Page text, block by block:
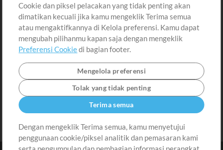
Lain-lain
Sesi
Kirimkan musik kamu
Playlist
MT Conference
Cookie dan piksel pelacakan yang tidak penting akan
dimatikan kecuali jika kamu mengeklik Terima semua
atau mengaktifkannya di Kelola preferensi. Kamu dapat
mengubah pilihanmu kapan saja dengan mengeklik
Preferensi Cookiedi bagian footer.
Mengelola preferensi
Tolak yang tidak penting
Terima semua
Dengan mengeklik Terima semua, kamu menyetujui
penggunaan cookie/piksel analitik dan pemasaran kami